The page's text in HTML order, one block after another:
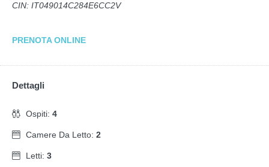
CIN: IT049014C284E6CC2V
PRENOTA ONLINE
Dettagli
Ospiti: 4
Camere Da Letto: 2
Letti: 3